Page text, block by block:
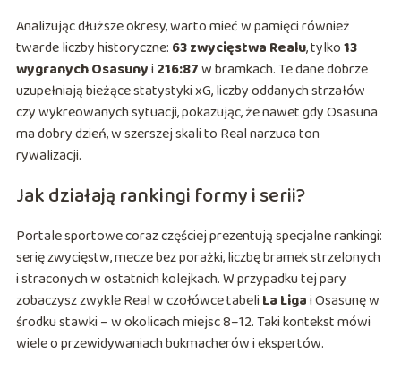
Analizując dłuższe okresy, warto mieć w pamięci również
twarde liczby historyczne: 63 zwycięstwa Realu, tylko13
wygranych Osasunyi 216:87w bramkach. Te dane dobrze
uzupełniają bieżące statystyki xG, liczby oddanych strzałów
czy wykreowanych sytuacji, pokazując, że nawet gdy Osasuna
ma dobry dzień, w szerszej skali to Real narzuca ton
rywalizacji.
Jak działają rankingi formy i serii?
Portale sportowe coraz częściej prezentują specjalne rankingi:
serię zwycięstw, mecze bez porażki, liczbę bramek strzelonych
i straconych w ostatnich kolejkach. W przypadku tej pary
zobaczysz zwykle Real w czołówce tabeli La Ligai Osasunę w
środku stawki – w okolicach miejsc 8–12. Taki kontekst mówi
wiele o przewidywaniach bukmacherów i ekspertów.